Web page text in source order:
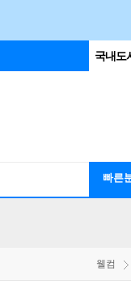
국내도
빠른
웰컴